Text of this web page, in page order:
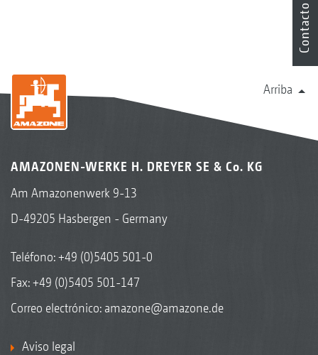
Arriba
AMAZONEN-WERKE H. DREYER SE & Co. KG
Am Amazonenwerk 9-13
D-49205 Hasbergen - Germany
Teléfono:+49 (0)5405 501-0
Fax: +49 (0)5405 501-147
Correo electrónico: amazone@amazone.de
Aviso legal
Contacto